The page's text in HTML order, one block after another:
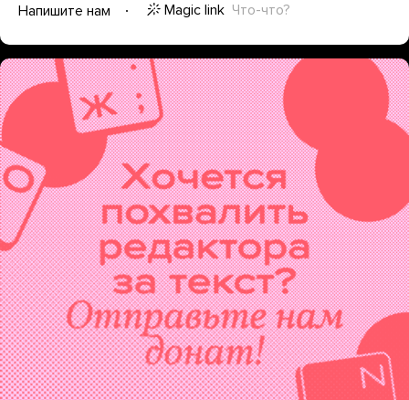
Напишите нам
Magic link Что-что?